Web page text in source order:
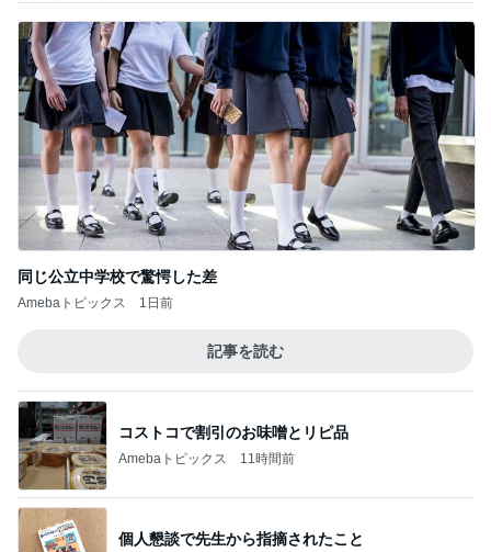
同じ公立中学校で驚愕した差
Amebaトピックス 1日前
記事を読む
コストコで割引のお味噌とリピ品
Amebaトピックス 11時間前
個人懇談で先生から指摘されたこと